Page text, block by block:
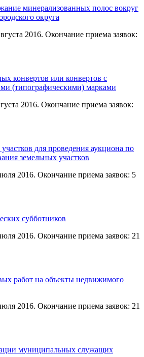
минерализованных полос вокруг
округа
2016. Окончание приема заявок:
конвертов или конвертов с
(типографическими) марками
2016. Окончание приема заявок:
для проведения аукциона по
земельных участков
2016. Окончание приема заявок: 5
субботников
2016. Окончание приема заявок: 21
работ на объекты недвижимого
2016. Окончание приема заявок: 21
муниципальных служащих